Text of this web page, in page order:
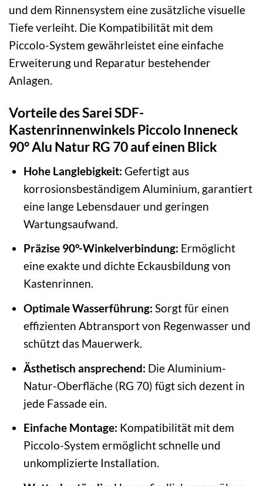
und dem Rinnensystem eine zusätzliche visuelle
Tiefe verleiht. Die Kompatibilität mit dem
Piccolo-System gewährleistet eine einfache
Erweiterung und Reparatur bestehender
Anlagen.
Vorteile des Sarei SDF-
Kastenrinnenwinkels Piccolo Inneneck
90° Alu Natur RG 70 auf einen Blick
Hohe Langlebigkeit: Gefertigt aus
korrosionsbeständigem Aluminium, garantiert
eine lange Lebensdauer und geringen
Wartungsaufwand.
Präzise 90°-Winkelverbindung: Ermöglicht
eine exakte und dichte Eckausbildung von
Kastenrinnen.
Optimale Wasserführung: Sorgt für einen
effizienten Abtransport von Regenwasser und
schützt das Mauerwerk.
Ästhetisch ansprechend: Die Aluminium-
Natur-Oberfläche (RG 70) fügt sich dezent in
jede Fassade ein.
Einfache Montage: Kompatibilität mit dem
Piccolo-System ermöglicht schnelle und
unkomplizierte Installation.